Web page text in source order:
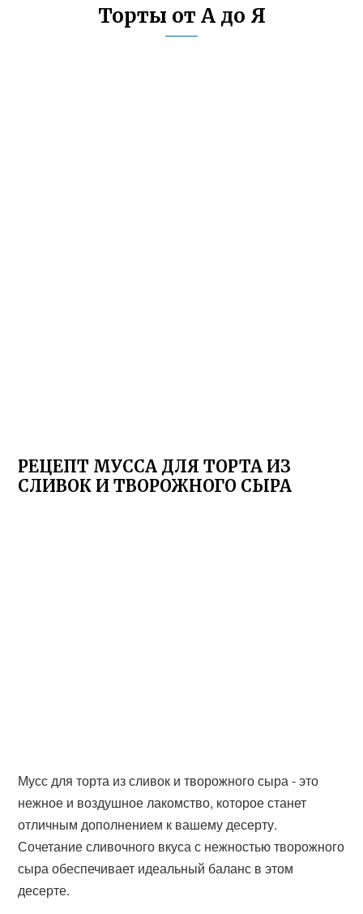
Торты от А до Я
РЕЦЕПТ МУССА ДЛЯ ТОРТА ИЗ
СЛИВОК И ТВОРОЖНОГО СЫРА
Мусс для торта из сливок и творожного сыра - это
нежное и воздушное лакомство, которое станет
отличным дополнением к вашему десерту.
Сочетание сливочного вкуса с нежностью творожного
сыра обеспечивает идеальный баланс в этом
десерте.